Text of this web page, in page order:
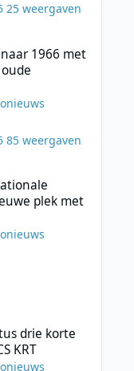
25 weergaven
1966 met
85 weergaven
plek met
drie korte
KRT